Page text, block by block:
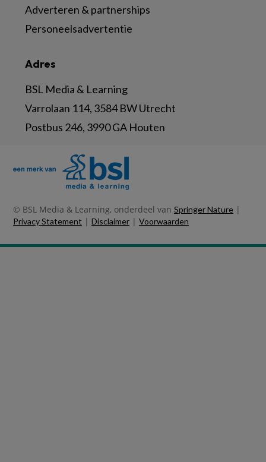
Adres
BSL Media & Learning
Varrolaan 114, 3584 BW Utrecht
Postbus 246, 3990 GA Houten
Adverteren & partnerships
Personeelsadvertentie
© BSL Media & Learning, onderdeel van Springer Nature |
Privacy Statement | Disclaimer | Voorwaarden